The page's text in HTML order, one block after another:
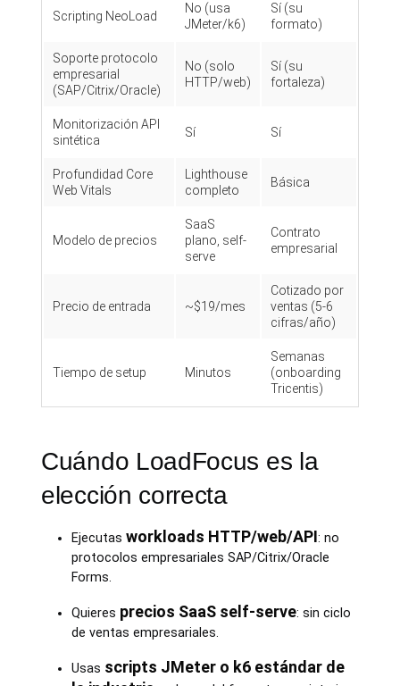
Scripting NeoLoad
No (usa
JMeter/k6)
Sí (su
formato)
Soporte protocolo
empresarial
(SAP/Citrix/Oracle)
No (solo
HTTP/web)
Sí (su
fortaleza)
Monitorización API
sintética
Sí Sí
Profundidad Core
Web Vitals
Lighthouse
completo
Básica
Modelo de precios
SaaS
plano, self-
serve
Contrato
empresarial
Precio de entrada ~$19/mes
Cotizado por
ventas (5-6
cifras/año)
Tiempo de setup Minutos
Semanas
(onboarding
Tricentis)
Cuándo LoadFocus es la
elección correcta
Ejecutas workloads HTTP/web/API: no
protocolos empresariales SAP/Citrix/Oracle
Forms.
Quieres precios SaaS self-serve: sin ciclo
de ventas empresariales.
Usas scripts JMeter o k6 estándar de